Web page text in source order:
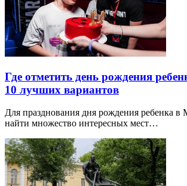
Где отметить день рождения
10 лучших вариантов
Для празднования дня рождения ребенка
найти множество интересных мест…